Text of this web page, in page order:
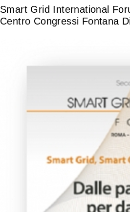
Smart Grid International
Centro Congressi Fontana